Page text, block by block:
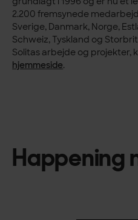
2.200 fremsynede
Sverige, Danmark, Norge,
Schweiz, Tyskland og
Solitas arbejde og projekter,
hjemmeside.
Happening